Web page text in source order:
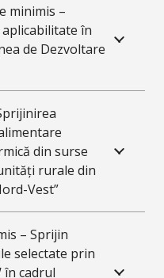
minimis –
în
de Dezvoltare
din surse
rurale din
Vest”
– Sprijin
selectate prin
în cadrul